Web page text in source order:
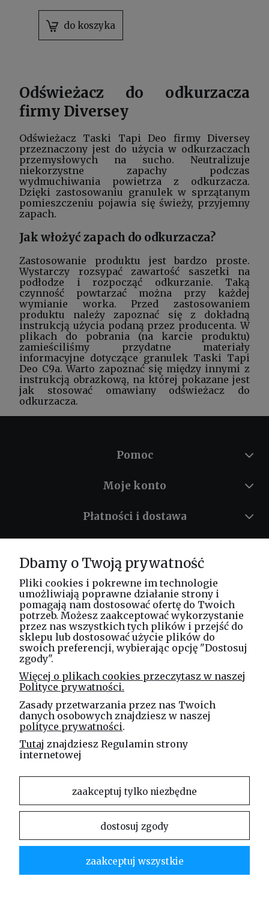
do koszyka
Odświeżacz do odkurzacza
firmy Diversey
Odświeżacz Taski Tapi Deo firmy Diversey
przeznaczony jest do użycia w odkurzaczach
przemysłowych na sucho. Neutralizuje
niekorzystne zapachy podczas
wydmuchiwania powietrza z odkurzacza.
Dzięki zastosowaniu granulek w sprzątanym
pomieszczeniu pojawia się świeży, przyjemny
zapach.
Jak włożyć zapach do odkurzacza?
Zastosowanie produktu jest bardzo proste.
Wystarczy rozsypać zawartość saszetki na
podłodze i rozpocząć odkurzanie. Taką
czynność powtarzać można przy każdej
wymianie worka. Przed zastosowaniem
produktu należy zapoznać się z dokładną
instrukcją użycia podaną przez producenta. W
plikach do pobrania (na karcie produktu)
zamieściliśmy przydatne materiały
informacyjne dotyczące granulek Taski Tapi
Deo C9a. Warto zapoznać się między innymi z
instrukcją obrazkową, na której pokazane jest
jak stosować omawiany odświeżacz do
odkurzacza.
Pomoc
Moje konto
Płatności i dostawa
O nas
Masz pytania? Zadzwoń!
tel. kom. 730 994 188
Spółka Jawna
ul. Technologiczna 44
35-213 Rzeszów
e-mail
sklep@elinea.com.pl
Właścicielem niniejszej witryny internetowej jest firma Linea Jakubczyk – Kłeczek Spółka
zgody właściciela strony.
Dbamy o Twoją prywatność
Pliki cookies i pokrewne im technologie
umożliwiają poprawne działanie strony i
pomagają nam dostosować ofertę do Twoich
potrzeb. Możesz zaakceptować wykorzystanie
przez nas wszystkich tych plików i przejść do
sklepu lub dostosować użycie plików do
swoich preferencji, wybierając opcję "Dostosuj
zgody".
Więcej o plikach cookies przeczytasz w naszej
Polityce prywatności.
Zasady przetwarzania przez nas Twoich
danych osobowych znajdziesz w naszej
polityce prywatności.
Tutaj znajdziesz Regulamin strony
internetowej
zaakceptuj tylko niezbędne
dostosuj zgody
zaakceptuj wszystkie